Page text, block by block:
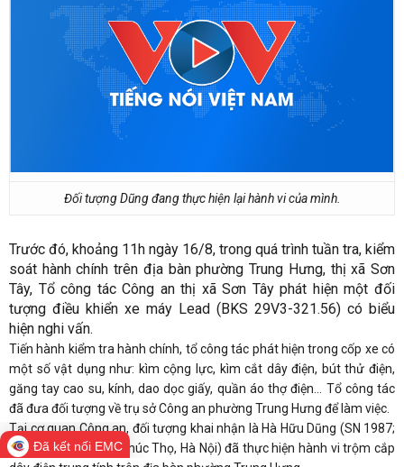
Đối tượng Dũng đang thực hiện lại hành vi của mình.
Trước đó, khoảng 11h ngày 16/8, trong quá trình tuần tra, kiểm
soát hành chính trên địa bàn phường Trung Hưng, thị xã Sơn
Tây, Tổ công tác Công an thị xã Sơn Tây phát hiện một đối
tượng điều khiển xe máy Lead (BKS 29V3-321.56) có biểu
hiện nghi vấn.
Tiến hành kiểm tra hành chính, tổ công tác phát hiện trong cốp xe có
một số vật dụng như: kìm cộng lực, kìm cắt dây điện, bút thử điện,
găng tay cao su, kính, dao dọc giấy, quần áo thợ điện... Tổ công tác
đã đưa đối tượng về trụ sở Công an phường Trung Hưng để làm việc.
Tại cơ quan Công an, đối tượng khai nhận là Hà Hữu Dũng (SN 1987;
trú tại Long Xuyên, Phúc Thọ, Hà Nội) đã thực hiện hành vi trộm cắp
Đã kết nối EMC